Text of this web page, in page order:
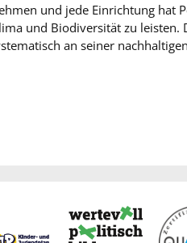
und jede Einrichtung hat
und Biodiversität zu leisten.
an seiner